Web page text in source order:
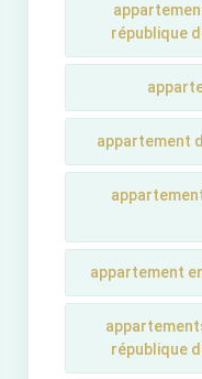
république
appartement
appartement
république